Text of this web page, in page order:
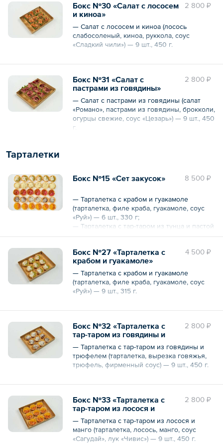
2 800 ₽
Бокс №30 «Салат с лососем
и киноа»
— Салат с лососем и киноа (лосось
слабосоленый, киноа, руккола, соус
«Сладкий чили») — 9 шт., 450 г.
Общий вес – 450 г
2 800 ₽
Бокс №31 «Салат с
пастрами из говядины»
— Салат с пастрами из говядины (салат
«Романо», пастрами из говядины, брокколи,
огурцы свежие, соус «Цезарь») — 9 шт., 450
г.
Тарталетки
8 500 ₽
Бокс №15 «Сет закусок»
— Тарталетка с крабом и гуакамоле
(тарталетка, филе краба, гуакамоле, соус
«Руй») — 6 шт., 330 г;
— Тарталетка с тар-таром из тунца и пастой
из перцев (тарталетка, тунец, паста из
— Тарталетка с тар-таром из говядины и
трюфелем (тарталетка, вырезка говяжья,
трюфель, фирменный соус) — 6 шт., 210 г;
— Тарталетка с тар-таром из лосося и
манго (тарталетка, лосось, манго, соус
из вяленных томатов, масло оливковое) —
6 шт., 330 г.
Общий вес – 1410 г
4 500 ₽
Бокс №27 «Тарталетка с
крабом и гуакамоле»
— Тарталетка с крабом и гуакамоле
(тарталетка, филе краба, гуакамоле, соус
«Руй») — 9 шт., 315 г.
Общий вес – 315 г
2 800 ₽
Бокс №32 «Тарталетка с
тар-таром из говядины и
трюфелем»
— Тарталетка с тар-таром из говядины и
трюфелем (тарталетка, вырезка говяжья,
трюфель, фирменный соус) — 9 шт., 450 г.
Общий вес – 450 г
2 800 ₽
Бокс №33 «Тарталетка с
тар-таром из лосося и
манго»
— Тарталетка с тар-таром из лосося и
манго (тарталетка, лосось, манго, соус
«Сагудай», лук «Чивис») — 9 шт., 450 г.